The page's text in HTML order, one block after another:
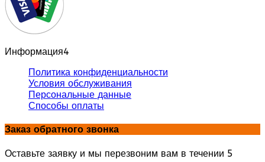
Информация4
Политика конфиденциальности
Условия обслуживания
Персональные данные
Способы оплаты
Заказ обратного звонка
Оставьте заявку и мы перезвоним вам в течении 5